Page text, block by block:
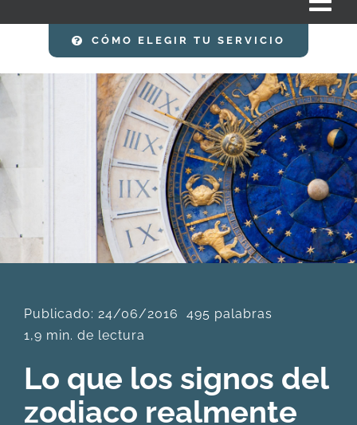
INICIO
ARTÍCULOS
ACERCA
CONTACTO
CÓMO ELEGIR TU SERVICIO
Publicado: 24/06/2016
495 palabras
1,9 min. de lectura
Lo que los signos del
zodiaco realmente